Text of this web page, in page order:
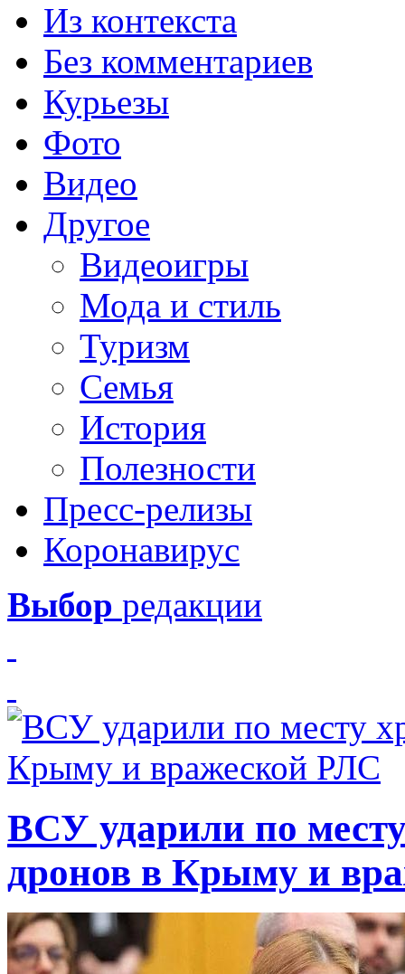
Из контекста
Без комментариев
Курьезы
Фото
Видео
Другое
Видеоигры
Мода и стиль
Туризм
Семья
История
Полезности
Пресс-релизы
Коронавирус
Выбор редакции
ВСУ ударили по
дронов в Крыму и